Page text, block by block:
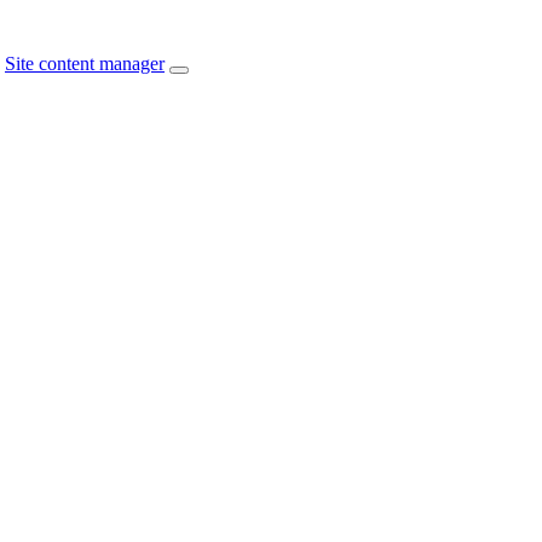
Site content manager